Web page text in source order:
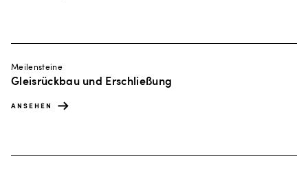
Meilensteine
Gleisrückbau und Erschließung
ANSEHEN